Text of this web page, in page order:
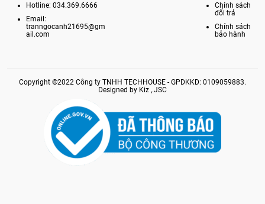
Hotline: 034.369.6666
Email:
tranngocanh21695@gm
ail.com
Chính sách
đổi trả
Chính sách
bảo hành
Copyright ©2022 Công ty TNHH TECHHOUSE - GPDKKD: 0109059883.
Designed by Kiz ,.JSC